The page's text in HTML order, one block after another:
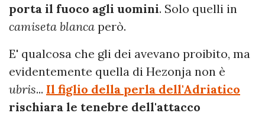
porta il fuoco agli uomini. Solo quelli in
camiseta blanca però.
E' qualcosa che gli dei avevano proibito, ma
evidentemente quella di Hezonja non è
ubris... Il figlio della perla dell'Adriatico
rischiara le tenebre dell'attacco